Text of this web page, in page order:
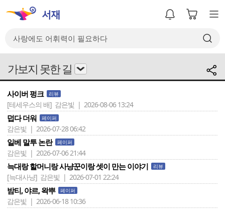
가보지 못한 길
사이버 펑크 리뷰
[테세우스의 배] 감은빛 | 2026-08-06 13:24
덥다 더워 페이퍼
감은빛 | 2026-07-28 06:42
일베 말투 논란 페이퍼
감은빛 | 2026-07-06 21:44
늑대랑 할머니랑 사냥꾼이랑 셋이 만는 이야기 리뷰
[늑대사냥] 감은빛 | 2026-07-01 22:24
밤티, 야르, 왁뿌 페이퍼
감은빛 | 2026-06-18 10:36